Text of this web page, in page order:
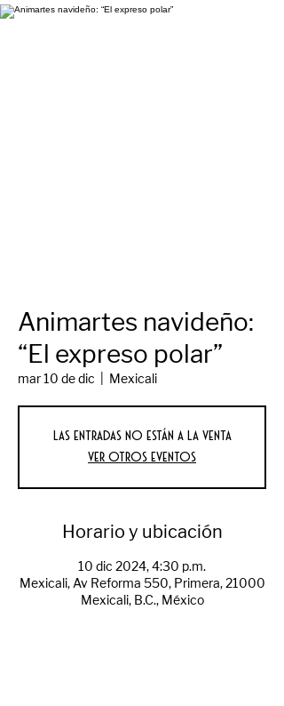
Animartes navideño:
“El expreso polar”
mar 10 de dic Mexicali
Las entradas no están a la venta
Ver otros eventos
Horario y ubicación
10 dic 2024, 4:30 p.m.
Mexicali, Av Reforma 550, Primera, 21000
Mexicali, B.C., México